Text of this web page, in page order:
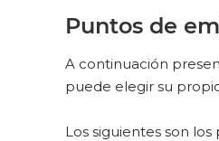
Puntos de
A continuación
puede elegir su
Los siguientes son